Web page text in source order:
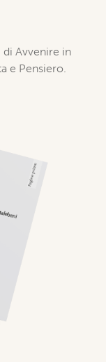
Avvenire in
e Pensiero.